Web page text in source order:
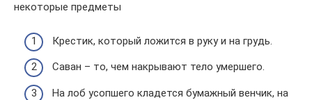
некоторые предметы
Крестик, который ложится в руку и на грудь.
Саван – то, чем накрывают тело умершего.
На лоб усопшего кладется бумажный венчик, на